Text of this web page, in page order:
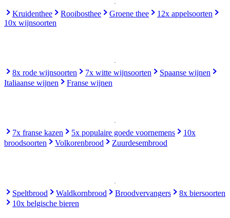
Kruidenthee Rooibosthee Groene thee
12x appelsoorten
10x wijnsoorten
8x rode wijnsoorten 7x witte wijnsoorten
Spaanse wijnen
Italiaanse wijnen
Franse wijnen
7x franse kazen 5x populaire goede voornemens
10x
broodsoorten
Volkorenbrood Zuurdesembrood
Speltbrood Waldkornbrood Broodvervangers
8x biersoorten
10x belgische bieren